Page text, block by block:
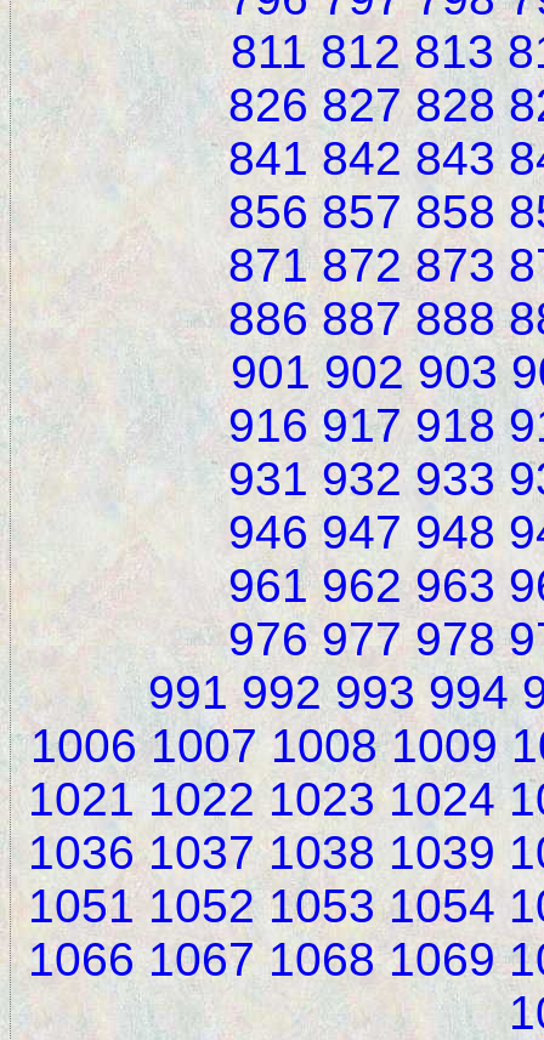
811 812 813
826 827 828
841 842 843
856 857 858
871 872 873
886 887 888
901 902 903
916 917 918
931 932 933
946 947 948
961 962 963
976 977 978
991 992 993 994
1006 1007 1008 1009
1021 1022 1023 1024
1036 1037 1038 1039
1051 1052 1053 1054
1066 1067 1068 1069